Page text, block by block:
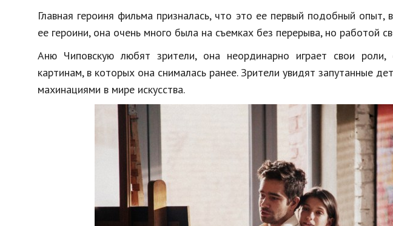
Главная героиня фильма призналась, что это ее первый подобный опыт,
ее героини, она очень много была на съемках без перерыва, но работой
Аню Чиповскую любят зрители, она неординарно играет свои
картинам, в которых она снималась ранее. Зрители увидят запутанные
махинациями в мире искусства.